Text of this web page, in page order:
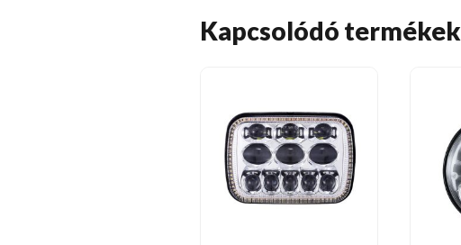
Kapcsolódó termékek